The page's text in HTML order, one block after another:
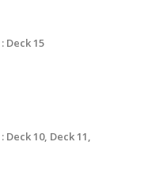
Deck 15
10, Deck 11,